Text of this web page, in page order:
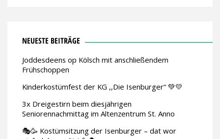
NEUESTE BEITRÄGE
Joddesdeens op Kölsch mit anschließendem
Frühschoppen
Kinderkostümfest der KG ,,Die Isenburger“ 💚💛
3x Dreigestirn beim diesjährigen
Seniorennachmittag im Altenzentrum St. Anno
🎭🥳 Kostümsitzung der Isenburger – dat wor